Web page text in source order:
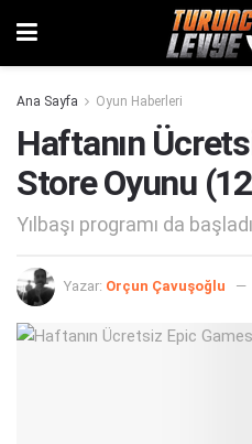
Ana Sayfa Oyun Haberleri
Haftanın
Store Oyunu
Yılbaşı programı da
Yazar: Orçun Çavuşoğlu